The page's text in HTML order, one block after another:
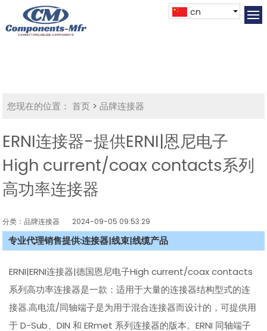
cn
您现在的位置： 首页 >品牌连接器
ERNI连接器-提供ERNI|恩尼电子
High current/coax contacts系列
高功率连接器
分类：品牌连接器 2024-09-05 09:53:29
专业代理销售提供:连接器|线束|线缆产品
ERNI|ERNI连接器|德国恩尼电子High current/coax contacts
系列高功率连接器是一款：适用于大量的连接器结构型式的连
接器.高电流/同轴端子是为用于混合连接器而设计的，可提供用
于 D-Sub、DIN 和 ERmet 系列连接器的版本。ERNI 同轴端子